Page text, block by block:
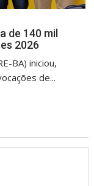
de 140 mil
2026
BA) iniciou,
de...